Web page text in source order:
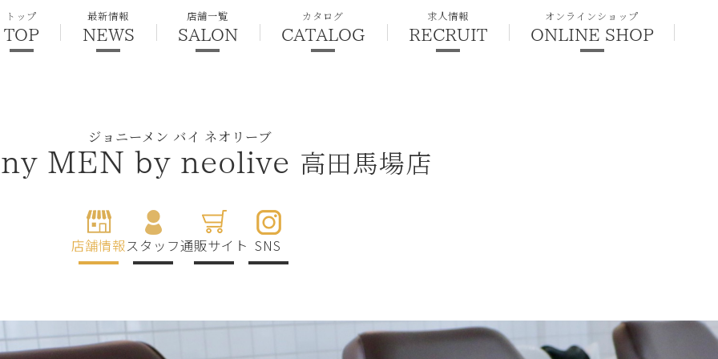
トップ
TOP
最新情報
NEWS
店舗一覧
SALON
カタログ
CATALOG
求人情報
RECRUIT
オンラインショップ
ONLINE SHOP
ジョニーメン バイ ネオリーブ
MEN by neolive 高田馬場店
店舗情報スタッフ通販サイト SNS